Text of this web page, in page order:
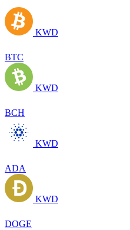
KWD
BTC
KWD
BCH
KWD
ADA
KWD
DOGE